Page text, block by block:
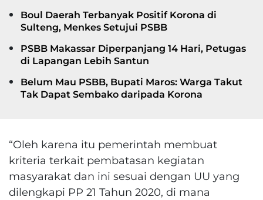
Boul Daerah Terbanyak Positif Korona di
Sulteng, Menkes Setujui PSBB
PSBB Makassar Diperpanjang 14 Hari, Petugas
di Lapangan Lebih Santun
Belum Mau PSBB, Bupati Maros: Warga Takut
Tak Dapat Sembako daripada Korona
“Oleh karena itu pemerintah membuat
kriteria terkait pembatasan kegiatan
masyarakat dan ini sesuai dengan UU yang
dilengkapi PP 21 Tahun 2020, di mana